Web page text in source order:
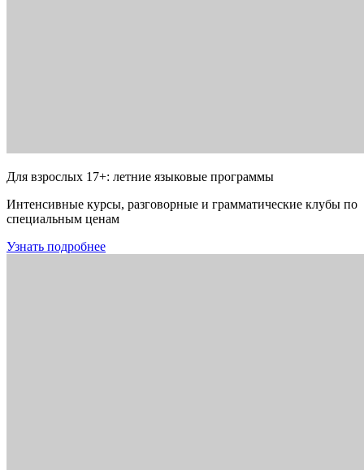
Для взрослых 17+: летние языковые программы
Интенсивные курсы, разговорные и грамматические клубы по
специальным ценам
Узнать подробнее